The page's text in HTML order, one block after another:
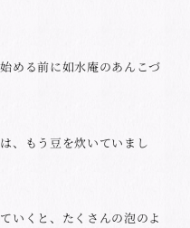
める前に如水庵のあんこづ
、もう豆を炊いていまし
いくと、たくさんの泡のよ